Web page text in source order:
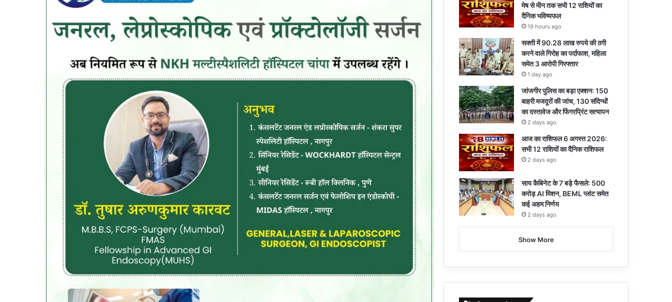
मेष से मीन तक सभी 12 राशियों का
दैनिक भविष्यफल
19 hours ago
सक्ती में 90.28 लाख रुपये की ठगी
करने वाले गिरोह का पर्दाफाश, महिला
समेत 3 आरोपी गिरफ्तार
1 day ago
जांजगीर पुलिस का बड़ा एक्शन: 150
बाहरी मजदूरों की जांच, 130 संदिग्धों
का दस्तावेज और फिंगरप्रिंट सत्यापन
2 days ago
आज का राशिफल 6 अगस्त 2026:
सभी 12 राशियों का दैनिक राशिफल
2 days ago
साय कैबिनेट के 7 बड़े फैसले: 500
करोड़ AI मिशन, BEML प्लांट समेत
कई अहम निर्णय
2 days ago
Show More